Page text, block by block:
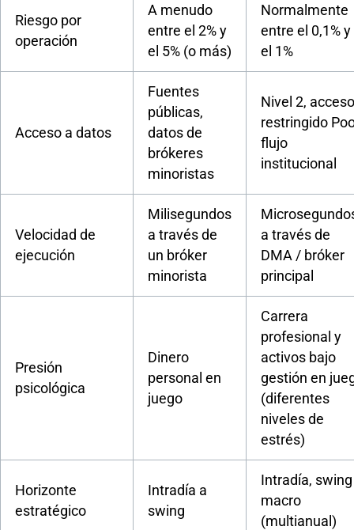
Riesgo por
operación
A menudo
entre el 2% y
el 5% (o más)
Normalmente
entre el 0,1% y
el 1%
Acceso a datos
Fuentes
públicas,
datos de
brókeres
minoristas
Nivel 2, acceso
restringido
flujo
institucional
Velocidad de
ejecución
Milisegundos
a través de
un bróker
minorista
a través de
DMA / bróker
principal
Presión
psicológica
Dinero
personal en
juego
Carrera
profesional y
activos bajo
gestión en
(diferentes
niveles de
estrés)
Horizonte
estratégico
Intradía a
swing
Intradía,
macro
(multianual)